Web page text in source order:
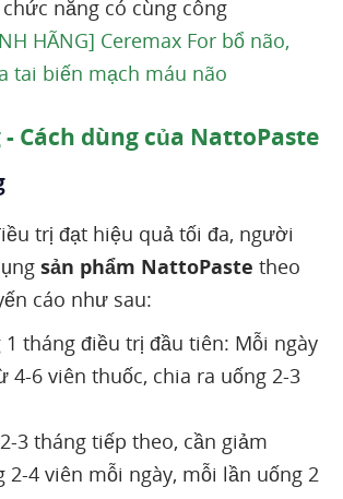
năng có cùng công
HÃNG] Ceremax For bổ não,
tai biến mạch máu não
Cách dùng của NattoPaste
trị đạt hiệu quả tối đa, người
sản phẩm NattoPaste theo
cáo như sau:
1 tháng điều trị đầu tiên: Mỗi ngày
4-6 viên thuốc, chia ra uống 2-3
3 tháng tiếp theo, cần giảm
2-4 viên mỗi ngày, mỗi lần uống 2